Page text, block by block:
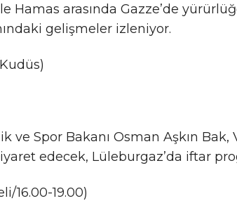
Hamas arasında Gazze’de
gelişmeler izleniyor.
ve Spor Bakanı Osman Aşkın Bak,
edecek, Lüleburgaz’da iftar
16.00-19.00)